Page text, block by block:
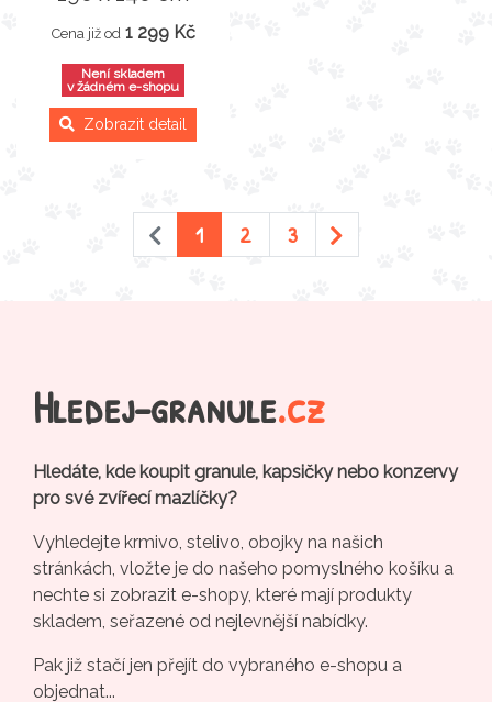
Cena již od 1 299 Kč
Není skladem
v žádném e-shopu
Zobrazit detail
1 2 3
Hledej-granule.cz
Hledáte, kde koupit granule, kapsičky nebo konzervy
pro své zvířecí mazlíčky?
Vyhledejte krmivo, stelivo, obojky na našich
stránkách, vložte je do našeho pomyslného košíku a
nechte si zobrazit e-shopy, které mají produkty
skladem, seřazené od nejlevnější nabídky.
Pak již stačí jen přejít do vybraného e-shopu a
objednat...